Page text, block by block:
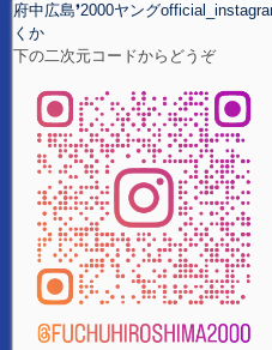
府中広島❜2000ヤング
くか
下の二次元コードからどうぞ